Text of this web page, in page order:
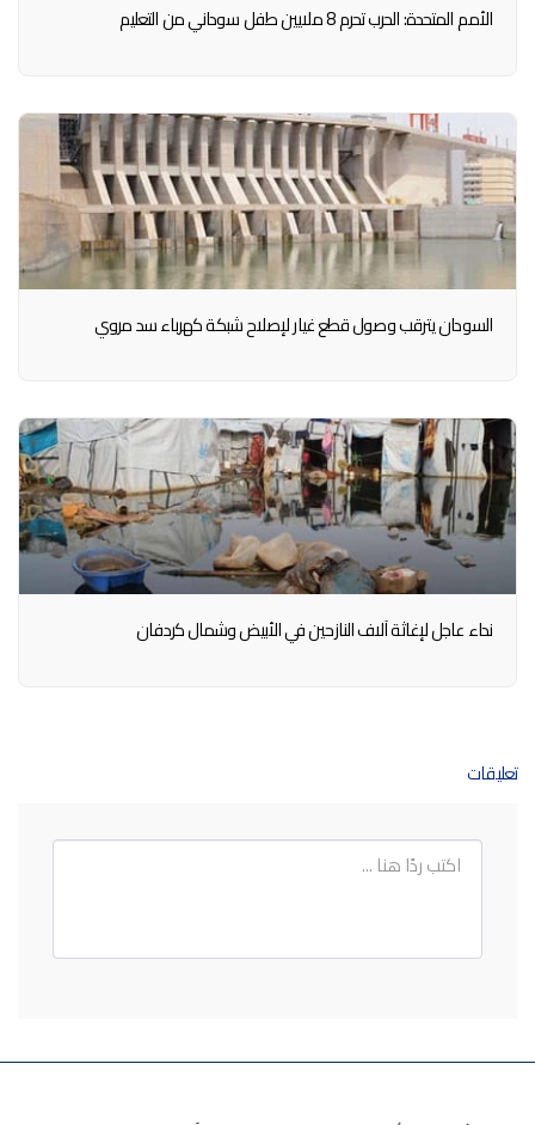
الأمم المتحدة: الحرب تحرم 8 ملايين طفل سوداني من التعليم
السودان يترقب وصول قطع غيار لإصلاح شبكة كهرباء سد مروي
نداء عاجل لإغاثة آلاف النازحين في الأبيض وشمال كردفان
تعليقات